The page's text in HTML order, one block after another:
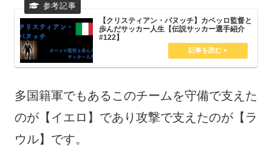
【クリスティアン・パヌッチ】カペッロ監督と
歩んだサッカー人生【伝説サッカー選手紹介
#122】
多国籍軍でもあるこのチームを守備で支えた
のが【イエロ】であり攻撃で支えたのが【ラ
ウル】です。